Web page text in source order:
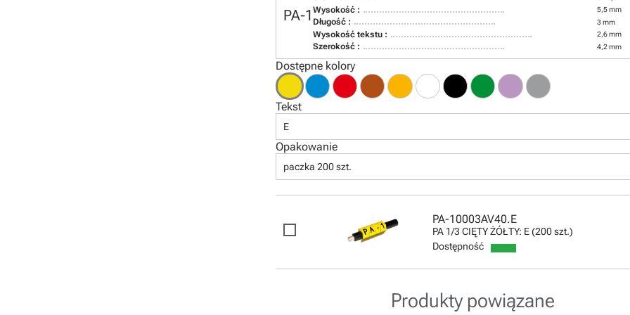
PA-1 Wysokość : 5,5 mm
Długość : 3 mm
Wysokość tekstu : 2,6 mm
Szerokość : 4,2 mm
Dostępne kolory
Tekst
E
Opakowanie
paczka 200 szt.
PA-10003AV40.E
PA 1/3 CIĘTY ŻÓŁTY: E (200 szt.)
Dostępność
Produkty powiązane